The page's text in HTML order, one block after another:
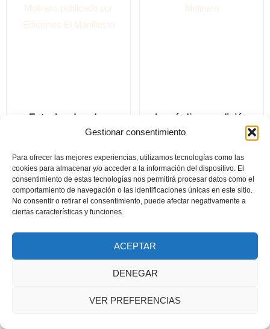
Gestionar consentimiento
Para ofrecer las mejores experiencias, utilizamos tecnologías como las
cookies para almacenar y/o acceder a la información del dispositivo. El
consentimiento de estas tecnologías nos permitirá procesar datos como el
comportamiento de navegación o las identificaciones únicas en este sitio.
No consentir o retirar el consentimiento, puede afectar negativamente a
ciertas características y funciones.
ACEPTAR
DENEGAR
VER PREFERENCIAS
Entre los dorados
iconos bizantinos
La nórdica condición
de las fresas salvajes.
Documento seguridad GSPR
2024 © Todos los derechos reservados. Diseñado por Asa